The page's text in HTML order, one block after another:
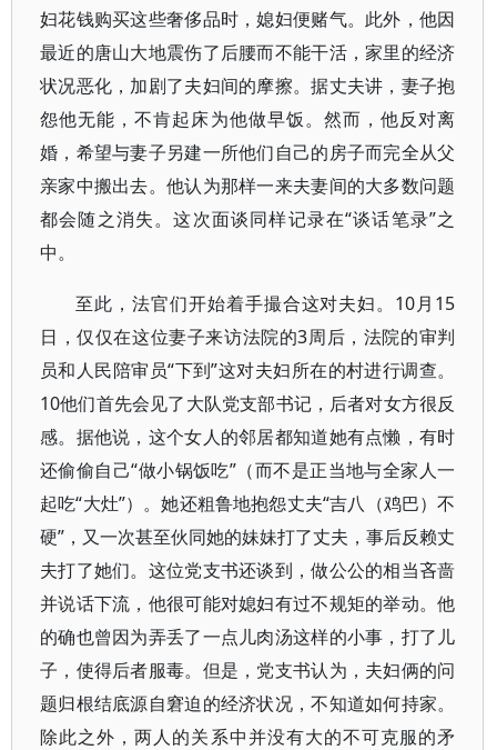
妇花钱购买这些奢侈品时，媳妇便赌气。此外，他因
最近的唐山大地震伤了后腰而不能干活，家里的经济
状况恶化，加剧了夫妇间的摩擦。据丈夫讲，妻子抱
怨他无能，不肯起床为他做早饭。然而，他反对离
婚，希望与妻子另建一所他们自己的房子而完全从父
亲家中搬出去。他认为那样一来夫妻间的大多数问题
都会随之消失。这次面谈同样记录在“谈话笔录”之
中。
至此，法官们开始着手撮合这对夫妇。10月15
日，仅仅在这位妻子来访法院的3周后，法院的审判
员和人民陪审员“下到”这对夫妇所在的村进行调查。
10他们首先会见了大队党支部书记，后者对女方很反
感。据他说，这个女人的邻居都知道她有点懒，有时
还偷偷自己“做小锅饭吃”（而不是正当地与全家人一
起吃“大灶”）。她还粗鲁地抱怨丈夫“吉八（鸡巴）不
硬”，又一次甚至伙同她的妹妹打了丈夫，事后反赖丈
夫打了她们。这位党支书还谈到，做公公的相当吝啬
并说话下流，他很可能对媳妇有过不规矩的举动。他
的确也曾因为弄丢了一点儿肉汤这样的小事，打了儿
子，使得后者服毒。但是，党支书认为，夫妇俩的问
题归根结底源自窘迫的经济状况，不知道如何持家。
除此之外，两人的关系中并没有大的不可克服的矛